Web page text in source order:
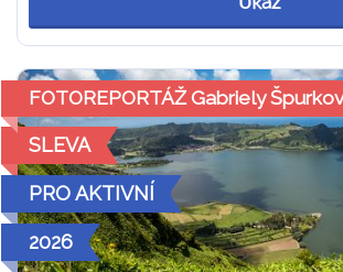
Ukaž
FOTOREPORTÁŽ Gabriely
SLEVA
PRO AKTIVNÍ
2026